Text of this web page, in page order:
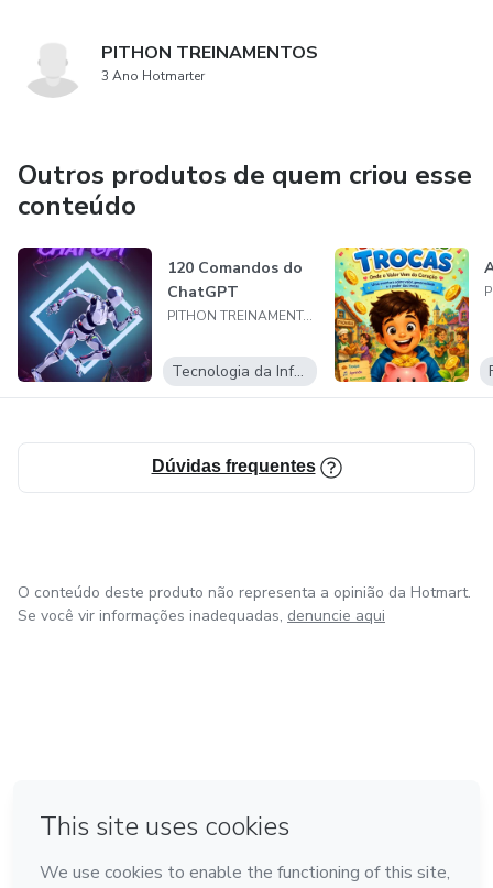
PITHON TREINAMENTOS
3 Ano Hotmarter
Outros produtos de quem criou esse
conteúdo
120 Comandos do
ChatGPT
PITHON TREINAMENTOS
Tecnologia da Informação
Dúvidas frequentes
O conteúdo deste produto não representa a opinião da Hotmart.
Se você vir informações inadequadas, denuncie aqui
Feito com ❤ na Cidade do México